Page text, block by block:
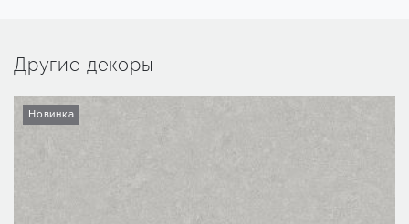
Другие декоры
Новинка